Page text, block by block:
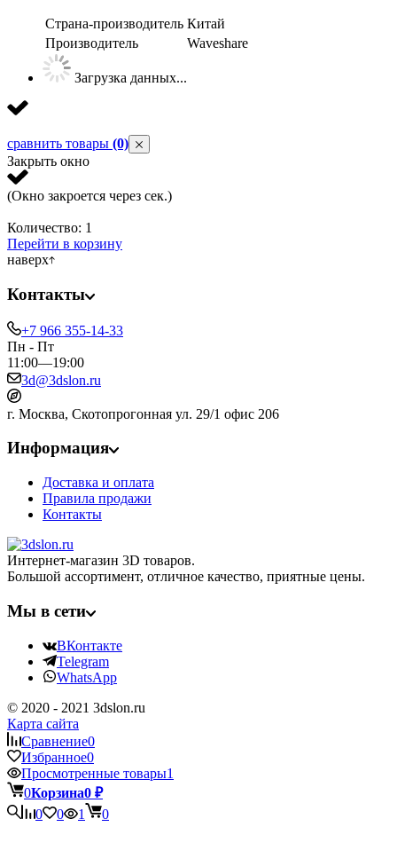
Страна-производитель Китай
Производитель
Waveshare
Загрузка данных...
сравнить товары (0)
Закрыть окно
(Окно закроется через сек.)
Количество: 1
Перейти в корзину
наверх
Контакты
+7 966 355-14-33
Пн - Пт
11:00—19:00
3d@3dslon.ru
г. Москва, Скотопрогонная ул. 29/1 офис 206
Информация
Доставка и оплата
Правила продажи
Контакты
Интернет-магазин 3D товаров.
Большой ассортимент, отличное качество, приятные цены.
Мы в сети
ВКонтакте
Telegram
WhatsApp
© 2020 - 2021 3dslon.ru
Карта сайта
Сравнение0
Избранное0
Просмотренные товары1
0Корзина0 ₽
0
0 1 0